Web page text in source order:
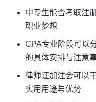
中专生能否考取注
职业梦想
CPA专业阶段可以
的具体安排与注意
律师证加注会可以
实用用途与优势